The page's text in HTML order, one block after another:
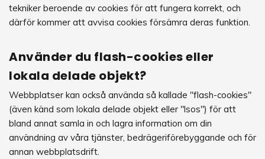
tekniker beroende av cookies för att fungera korrekt, och
därför kommer att avvisa cookies försämra deras funktion.
Använder du flash-cookies eller
lokala delade objekt?
Webbplatser kan också använda så kallade "flash-cookies"
(även känd som lokala delade objekt eller "lsos") för att
bland annat samla in och lagra information om din
användning av våra tjänster, bedrägeriförebyggande och för
annan webbplatsdrift.